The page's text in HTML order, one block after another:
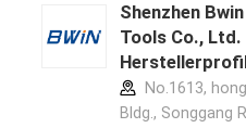
Shenzhen
Tools Co., Ltd.
No.1613,
Bldg., Songgang